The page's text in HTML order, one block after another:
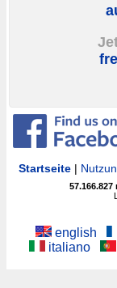
Startseite|
57.166.827
english
italiano